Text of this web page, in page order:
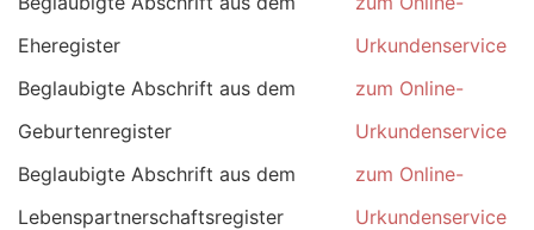
Eheregister
Urkundenservice
Beglaubigte Abschrift aus dem
Geburtenregister
zum Online-
Urkundenservice
Beglaubigte Abschrift aus dem
Lebenspartnerschaftsregister
zum Online-
Urkundenservice